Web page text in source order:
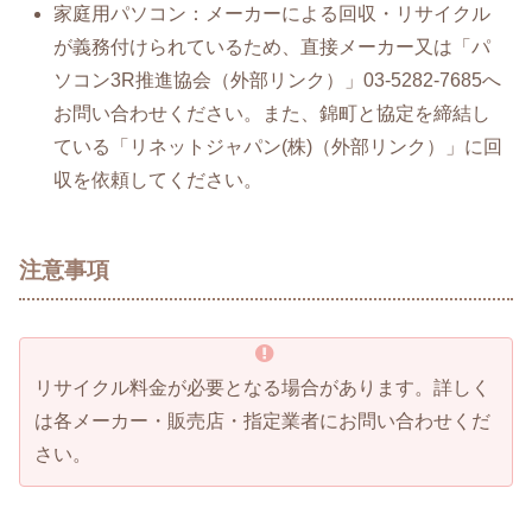
家庭用パソコン：メーカーによる回収・リサイクル
が義務付けられているため、直接メーカー又は「パ
ソコン3R推進協会（外部リンク）」03-5282-7685へ
お問い合わせください。また、錦町と協定を締結し
ている「リネットジャパン(株)（外部リンク）」に回
収を依頼してください。
注意事項
リサイクル料金が必要となる場合があります。詳しく
は各メーカー・販売店・指定業者にお問い合わせくだ
さい。